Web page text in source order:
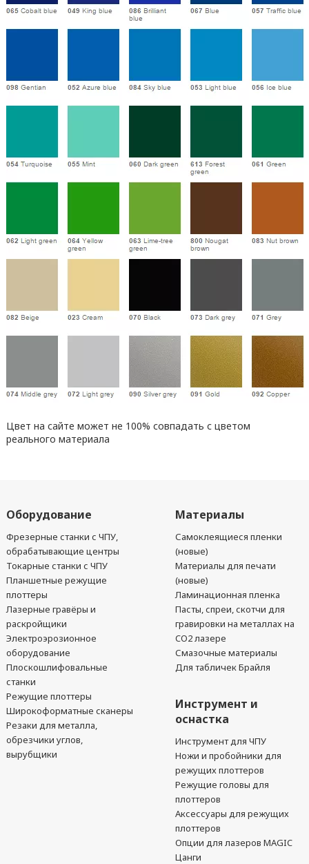
Цвет на сайте может не 100% совпадать с цветом
реального материала
Оборудование
Фрезерные станки с ЧПУ,
обрабатывающие центры
Токарные станки с ЧПУ
Планшетные режущие
плоттеры
Лазерные гравёры и
раскройщики
Электроэрозионное
оборудование
Плоскошлифовальные
станки
Режущие плоттеры
Широкоформатные сканеры
Резаки для металла,
обрезчики углов,
вырубщики
Материалы
Самоклеящиеся пленки
(новые)
Материалы для печати
(новые)
Ламинационная пленка
Пасты, спреи, скотчи для
гравировки на металлах на
CO2 лазере
Смазочные материалы
Для табличек Брайля
Инструмент и
оснастка
Инструмент для ЧПУ
Ножи и пробойники для
режущих плоттеров
Режущие головы для
плоттеров
Аксессуары для режущих
плоттеров
Опции для лазеров MAGIC
Цанги